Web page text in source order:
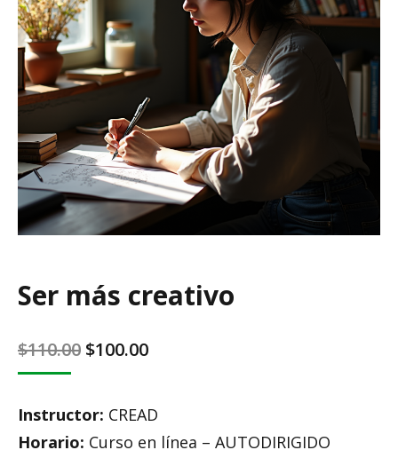
Ser más creativo
$110.00 Original
$110.00.
$100.00Current
$100.00.
Instructor: CREAD
Horario: Curso en línea – AUTODIRIGIDO